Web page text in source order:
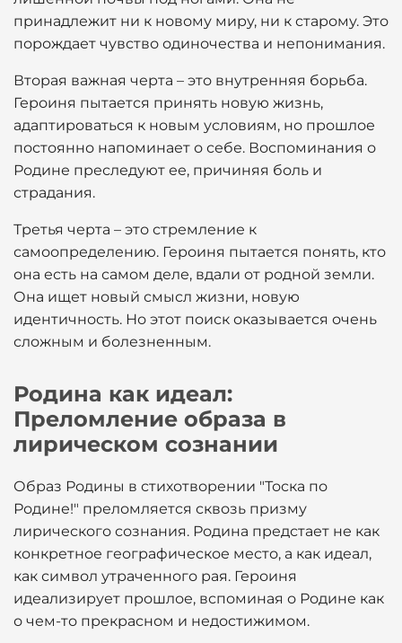
принадлежит ни к новому миру, ни к старому. Это
порождает чувство одиночества и непонимания.
Вторая важная черта – это внутренняя борьба.
Героиня пытается принять новую жизнь,
адаптироваться к новым условиям, но прошлое
постоянно напоминает о себе. Воспоминания о
Родине преследуют ее, причиняя боль и
страдания.
Третья черта – это стремление к
самоопределению. Героиня пытается понять, кто
она есть на самом деле, вдали от родной земли.
Она ищет новый смысл жизни, новую
идентичность. Но этот поиск оказывается очень
сложным и болезненным.
Родина как идеал:
Преломление образа в
лирическом сознании
Образ Родины в стихотворении "Тоска по
Родине!" преломляется сквозь призму
лирического сознания. Родина предстает не как
конкретное географическое место, а как идеал,
как символ утраченного рая. Героиня
идеализирует прошлое, вспоминая о Родине как
о чем-то прекрасном и недостижимом.